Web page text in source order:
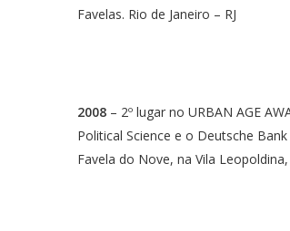
Favelas. Rio de Janeiro – RJ
2008 – 2º lugar no URBAN AGE
Political Science e o Deutsche
Favela do Nove, na Vila